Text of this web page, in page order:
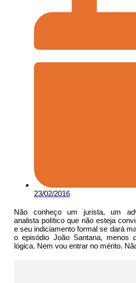
23/02/2016
Não conheço um jurista, um
analista político que não esteja
e seu indiciamento formal se dará
o episódio João Santana, menos
lógica. Nem vou entrar no mérito.